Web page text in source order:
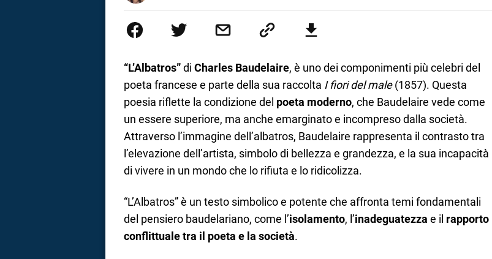
Onsite e contenuti per il web. Amo i saggi storici, la cucina e la mia Honda CBF500. Non ho
“L’Albatros”di Charles Baudelaire, è uno dei componimenti più celebri del
poeta francese e parte della sua raccolta I fiori del male(1857). Questa
poesia riflette la condizione del poeta moderno, che Baudelaire vede come
un essere superiore, ma anche emarginato e incompreso dalla società.
Attraverso l’immagine dell’albatros, Baudelaire rappresenta il contrasto tra
l’elevazione dell’artista, simbolo di bellezza e grandezza, e la sua incapacità
di vivere in un mondo che lo rifiuta e lo ridicolizza.
“L’Albatros” è un testo simbolico e potente che affronta temi fondamentali
del pensiero baudelariano, come l’isolamento, l’inadeguatezza e il rapporto
conflittuale tra il poeta e la società.